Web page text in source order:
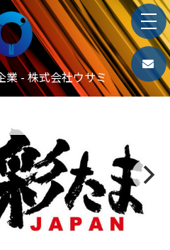
業 - 株式会社ウサミ
球場の新規開業をお考え
の方
卓球台の手配まで弊社にお任せください